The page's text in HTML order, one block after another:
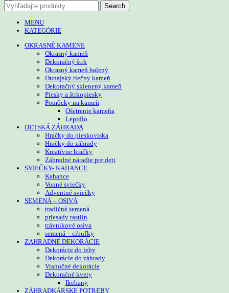
Search
MENU
KATEGÓRIE
OKRASNÉ KAMENE
Okrasný kameň
Dekoračný štrk
Okrasný kameň balený
Dunajský riečny kameň
Dekoračný sklenený kameň
Piesky a štrkopiesky
Pomôcky na kameň
Ošetrenie kameňa
Lepidlo
DETSKÁ ZÁHRADA
Hračky do pieskoviska
Hračky do záhrady
Kreatívne hračky
Záhradné náradie pre deti
SVIEČKY- KAHANCE
Kahance
Vonné sviečky
Adventné sviečky
SEMENÁ – OSIVÁ
tradičné semená
priesady rastlín
trávnikové osiva
semená – cibuľky
ZAHRADNÉ DEKORÁCIE
Dekorácie do izby
Dekorácie do záhrady
Vianočné dekorácie
Dekoračné kvety
Ikebany
ZÁHRADKÁRSKE POTREBY